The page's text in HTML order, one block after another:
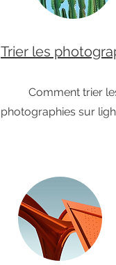
Trier les
Comment trier
photographies sur